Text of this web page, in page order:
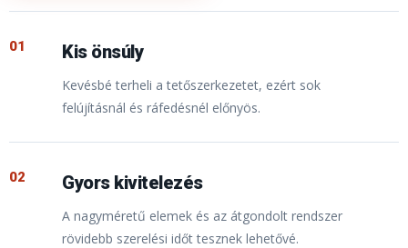
01 Kis önsúly
Kevésbé terheli a tetőszerkezetet, ezért sok
felújításnál és ráfedésnél előnyös.
02 Gyors kivitelezés
A nagyméretű elemek és az átgondolt rendszer
rövidebb szerelési időt tesznek lehetővé.